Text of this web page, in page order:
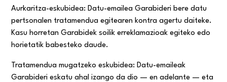
Aurkaritza-eskubidea: Datu-emailea Garabideri bere datu
pertsonalen tratamendua egitearen kontra agertu daiteke.
Kasu horretan Garabidek soilik erreklamazioak egiteko edo
horietatik babesteko daude.
Tratamendua mugatzeko eskubidea: Datu-emaileak
Garabideri eskatu ahal izango da dio — en adelante — eta